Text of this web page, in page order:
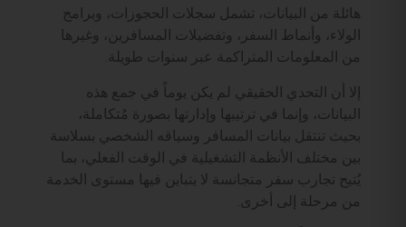
هائلة من البيانات، تشمل سجلات الحجوزات، وبرامج
الولاء، وأنماط السفر، وتفضيلات المسافرين، وغيرها
من المعلومات المتراكمة عبر سنوات طويلة.
إلا أن التحدي الحقيقي لم يكن يوماً في جمع هذه
البيانات، وإنما في ترتيبها وإدارتها بصورة مُتكاملة،
بحيث تنتقل بيانات المسافر وسياقه الشخصي بسلاسة
بين مختلف الأنظمة التشغيلية في الوقت الفعلي، بما
يُتيح تجارب سفر متجانسة لا يتباين فيها مستوى الخدمة
من مرحلة إلى أخرى.